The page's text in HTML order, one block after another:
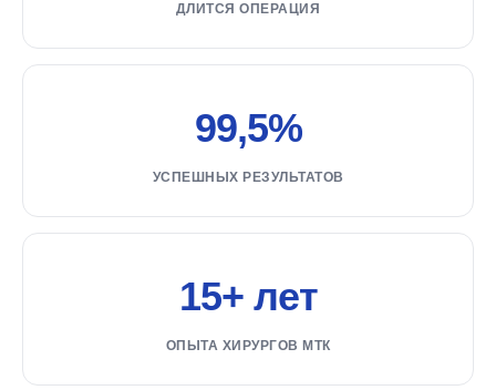
ДЛИТСЯ ОПЕРАЦИЯ
99,5%
УСПЕШНЫХ РЕЗУЛЬТАТОВ
15+ лет
ОПЫТА ХИРУРГОВ МТК